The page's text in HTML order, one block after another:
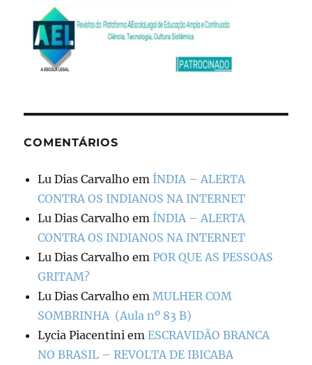
COMENTÁRIOS
Lu Dias Carvalho em ÍNDIA – ALERTA
CONTRA OS INDIANOS NA INTERNET
Lu Dias Carvalho em ÍNDIA – ALERTA
CONTRA OS INDIANOS NA INTERNET
Lu Dias Carvalho em POR QUE AS PESSOAS
GRITAM?
Lu Dias Carvalho em MULHER COM
SOMBRINHA (Aula nº 83 B)
Lycia Piacentini emESCRAVIDÃO BRANCA
NO BRASIL – REVOLTA DE IBICABA